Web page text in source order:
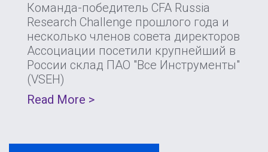
Команда-победитель CFA Russia
Research Challenge прошлого года и
несколько членов совета директоров
Ассоциации посетили крупнейший в
России склад ПАО "Все Инструменты"
(VSEH)
Read More >